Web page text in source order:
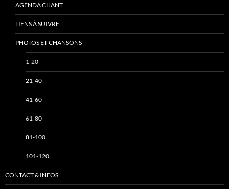
AGENDA CHANT
LIENS À SUIVRE
PHOTOS ET CHANSONS
1-20
21-40
41-60
61-80
81-100
101-120
CONTACT & INFOS